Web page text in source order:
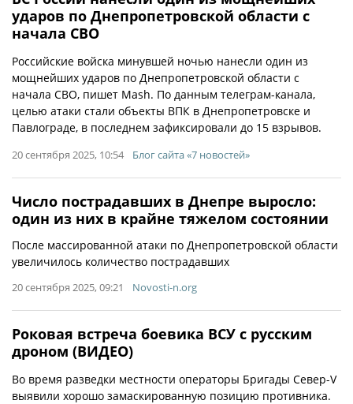
ударов по Днепропетровской области с
начала СВО
Российские войска минувшей ночью нанесли один из
мощнейших ударов по Днепропетровской области с
начала СВО, пишет Mash. По данным телеграм-канала,
целью атаки стали объекты ВПК в Днепропетровске и
Павлограде, в последнем зафиксировали до 15 взрывов.
20 сентября 2025, 10:54 Блог сайта «7 новостей»
Число пострадавших в Днепре выросло:
один из них в крайне тяжелом состоянии
После массированной атаки по Днепропетровской области
увеличилось количество пострадавших
20 сентября 2025, 09:21 Novosti-n.org
Роковая встреча боевика ВСУ с русским
дроном (ВИДЕО)
Во время разведки местности операторы Бригады Север-V
выявили хорошо замаскированную позицию противника.